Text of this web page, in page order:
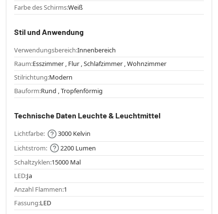
Farbe des Schirms:Weiß
Stil und Anwendung
Verwendungsbereich:Innenbereich
Raum:Esszimmer , Flur , Schlafzimmer , Wohnzimmer
Stilrichtung:Modern
Bauform:Rund , Tropfenförmig
Technische Daten Leuchte & Leuchtmittel
Lichtfarbe:
3000 Kelvin
Lichtstrom:
2200 Lumen
Schaltzyklen:15000 Mal
LED:Ja
Anzahl Flammen:1
Fassung:LED